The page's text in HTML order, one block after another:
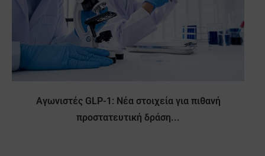
Αγωνιστές GLP-1: Νέα στοιχεία για πιθανή
προστατευτική δράση...